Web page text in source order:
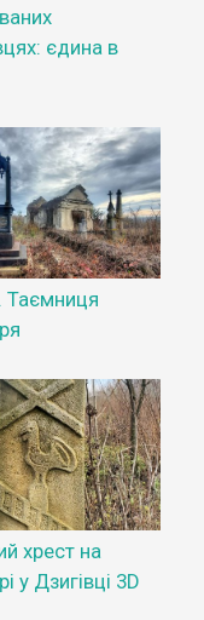
єдина в
Таємниця
хрест на
у Дзигівці 3D